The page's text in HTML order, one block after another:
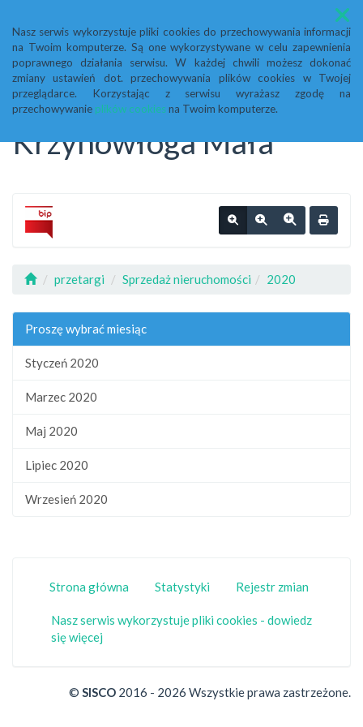
Nasz serwis wykorzystuje pliki cookies do przechowywania informacji
na Twoim komputerze. Są one wykorzystywane w celu zapewnienia
poprawnego działania serwisu. W każdej chwili możesz dokonać
zmiany ustawień dot. przechowywania plików cookies w Twojej
przeglądarce. Korzystając z serwisu wyrażasz zgodę na
przechowywanie plików cookiesna Twoim komputerze.
Menu
Biuletyn Informacji
Publicznej Urząd Gminy
Krzynowłoga Mała
przetargi Sprzedaż nieruchomości 2020
Proszę wybrać miesiąc
Styczeń 2020
Marzec 2020
Maj 2020
Lipiec 2020
Wrzesień 2020
Strona główna Statystyki Rejestr zmian
Nasz serwis wykorzystuje pliki cookies - dowiedz
się więcej
© SISCO 2016 - 2026 Wszystkie prawa zastrzeżone.